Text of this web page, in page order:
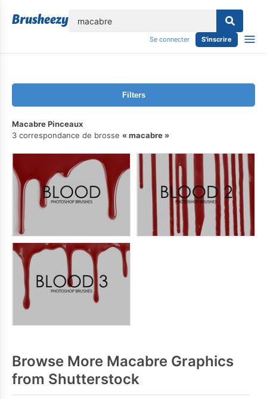
Se connecter S'inscrire
Filters
Macabre Pinceaux
3 correspondance de brosse
macabre
Browse More Macabre Graphics
from Shutterstock